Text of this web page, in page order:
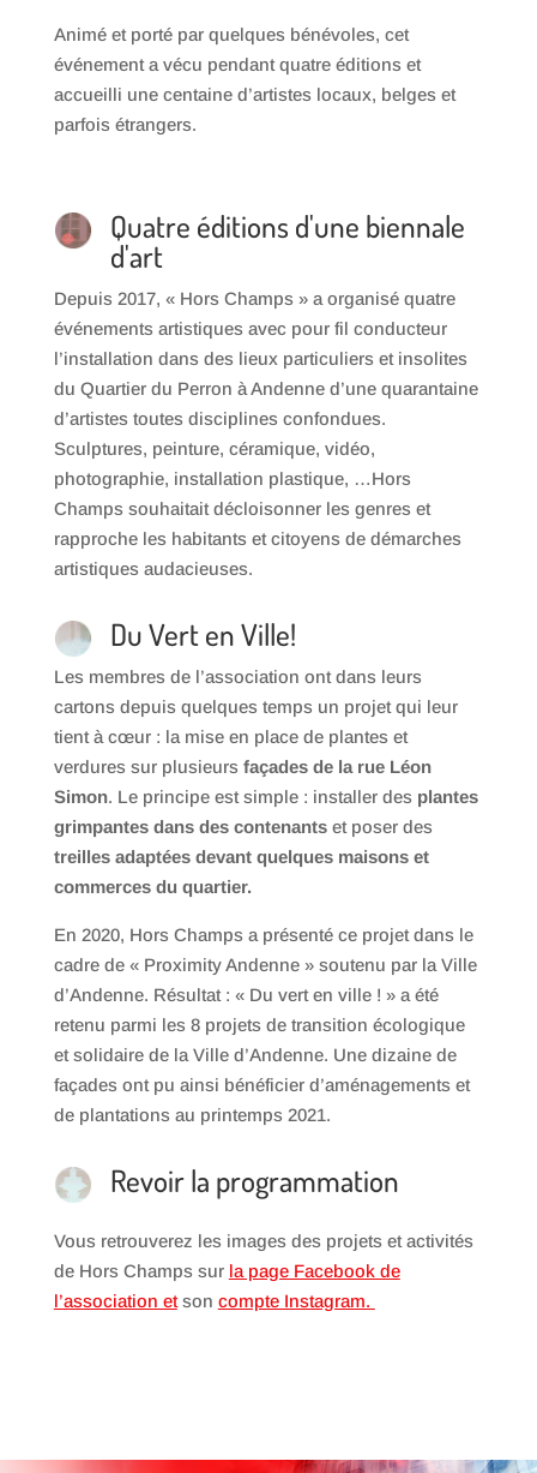
Animé et porté par quelques bénévoles, cet
événement a vécu pendant quatre éditions et
accueilli une centaine d’artistes locaux, belges et
parfois étrangers.
Quatre éditions d'une biennale
d'art
Depuis 2017, « Hors Champs » a organisé quatre
événements artistiques avec pour fil conducteur
l’installation dans des lieux particuliers et insolites
du Quartier du Perron à Andenne d’une quarantaine
d’artistes toutes disciplines confondues.
Sculptures, peinture, céramique, vidéo,
photographie, installation plastique, …Hors
Champs souhaitait décloisonner les genres et
rapproche les habitants et citoyens de démarches
artistiques audacieuses.
Du Vert en Ville!
Les membres de l’association ont dans leurs
cartons depuis quelques temps un projet qui leur
tient à cœur : la mise en place de plantes et
verdures sur plusieurs façades de la rue Léon
Simon. Le principe est simple : installer des plantes
grimpantes dans des contenantset poser des
treilles adaptées devant quelques maisons et
commerces du quartier.
En 2020, Hors Champs a présenté ce projet dans le
cadre de « Proximity Andenne » soutenu par la Ville
d’Andenne. Résultat : « Du vert en ville ! » a été
retenu parmi les 8 projets de transition écologique
et solidaire de la Ville d’Andenne. Une dizaine de
façades ont pu ainsi bénéficier d’aménagements et
de plantations au printemps 2021.
Revoir la programmation
Vous retrouverez les images des projets et activités
de Hors Champs sur la page Facebook de
l’association etson compte Instagram.